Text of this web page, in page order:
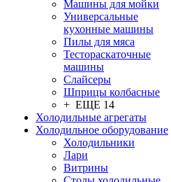
Машины для мойки
Универсальные
кухонные машины
Пилы для мяса
Тестораскаточные
машины
Слайсеры
Шприцы колбасные
+ ЕЩЕ 14
Холодильные агрегаты
Холодильное оборудование
Холодильники
Лари
Витрины